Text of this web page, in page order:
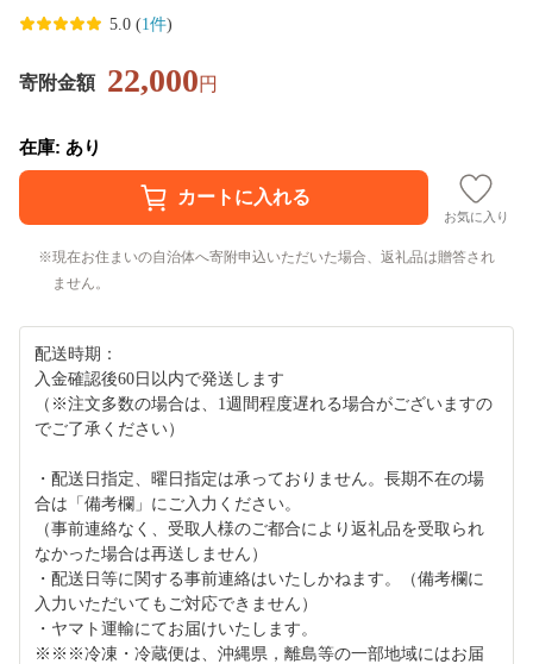
5.0 (1件)
寄附金額 22,000円
在庫: あり
お気に入り
現在お住まいの自治体へ寄附申込いただいた場合、返礼品は贈答され
ません。
配送時期：
入金確認後60日以内で発送します
（※注文多数の場合は、1週間程度遅れる場合がございますの
でご了承ください）
・配送日指定、曜日指定は承っておりません。長期不在の場
合は「備考欄」にご入力ください。
（事前連絡なく、受取人様のご都合により返礼品を受取られ
なかった場合は再送しません）
・配送日等に関する事前連絡はいたしかねます。（備考欄に
入力いただいてもご対応できません）
・ヤマト運輸にてお届けいたします。
※※※冷凍・冷蔵便は、沖縄県，離島等の一部地域にはお届